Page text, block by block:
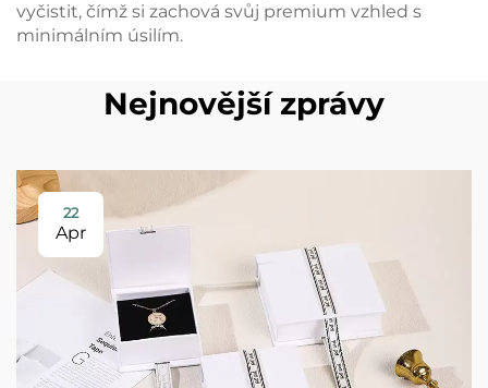
vyčistit, čímž si zachová svůj premium vzhled s
minimálním úsilím.
Nejnovější zprávy
22
Apr